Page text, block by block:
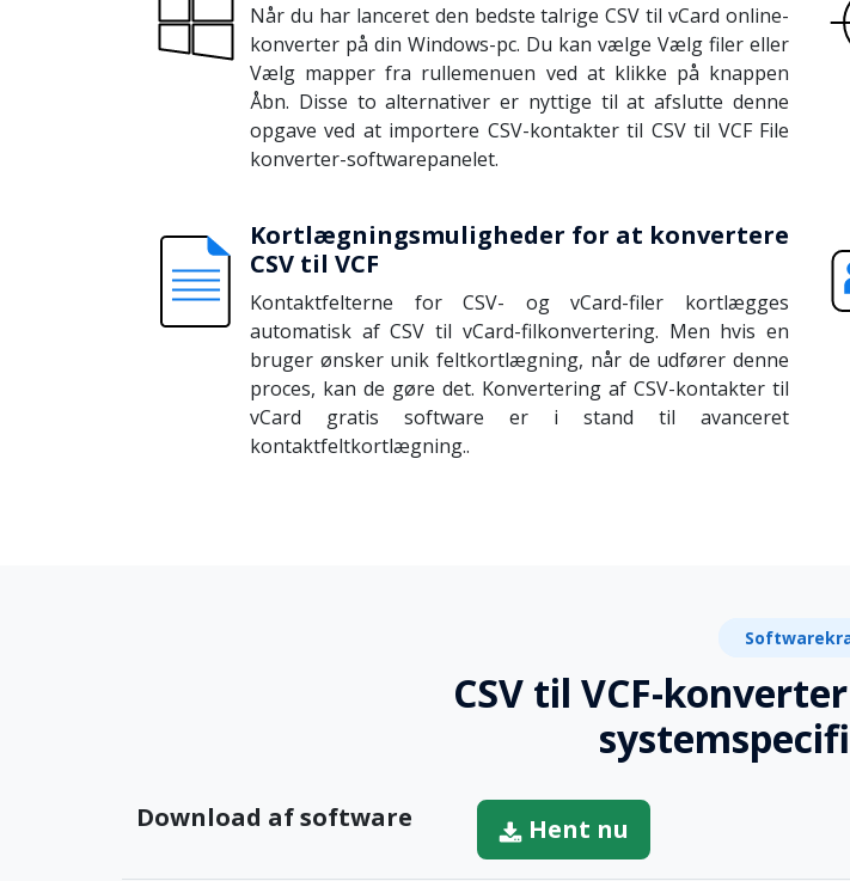
Når du har lanceret den bedste talrige CSV til vCard online-
konverter på din Windows-pc. Du kan vælge Vælg filer eller
Vælg mapper fra rullemenuen ved at klikke på knappen
Åbn. Disse to alternativer er nyttige til at afslutte denne
opgave ved at importere CSV-kontakter til CSV til VCF File
konverter-softwarepanelet.
Kortlægningsmuligheder for at konvertere
CSV til VCF
Kontaktfelterne for CSV- og vCard-filer kortlægges
automatisk af CSV til vCard-filkonvertering. Men hvis en
bruger ønsker unik feltkortlægning, når de udfører denne
proces, kan de gøre det. Konvertering af CSV-kontakter til
vCard gratis software er i stand til avanceret
kontaktfeltkortlægning..
CSV til VCF-
Download af software Hent nu